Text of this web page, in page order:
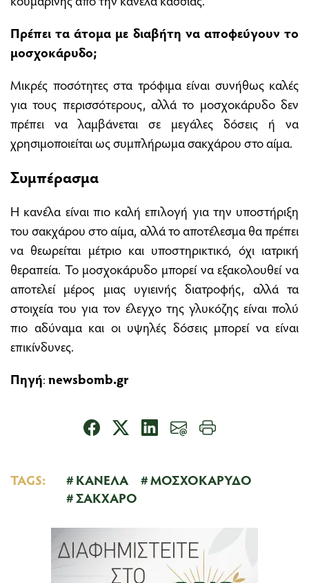
Πρέπει τα άτομα με διαβήτη να αποφεύγουν το
μοσχοκάρυδο;
Μικρές ποσότητες στα τρόφιμα είναι συνήθως καλές
για τους περισσότερους, αλλά το μοσχοκάρυδο δεν
πρέπει να λαμβάνεται σε μεγάλες δόσεις ή να
χρησιμοποιείται ως συμπλήρωμα σακχάρου στο αίμα.
Συμπέρασμα
Η κανέλα είναι πιο καλή επιλογή για την υποστήριξη
του σακχάρου στο αίμα, αλλά το αποτέλεσμα θα πρέπει
να θεωρείται μέτριο και υποστηρικτικό, όχι ιατρική
θεραπεία. Το μοσχοκάρυδο μπορεί να εξακολουθεί να
αποτελεί μέρος μιας υγιεινής διατροφής, αλλά τα
στοιχεία του για τον έλεγχο της γλυκόζης είναι πολύ
πιο αδύναμα και οι υψηλές δόσεις μπορεί να είναι
επικίνδυνες.
Πηγή:newsbomb.gr
TAGS: ΚΑΝΕΛΑ
ΜΟΣΧΟΚΑΡΥΔΟ
ΣΑΚΧΑΡΟ